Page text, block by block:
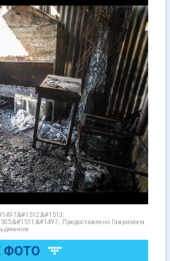
Предоставлено Гавриэлем
ФОТО